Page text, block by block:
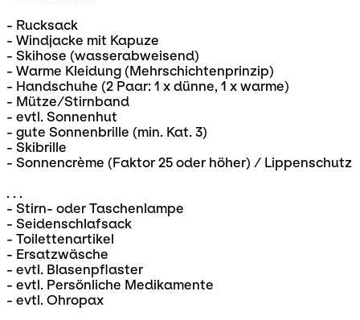
- Rucksack
- Windjacke mit Kapuze
- Skihose (wasserabweisend)
- Warme Kleidung (Mehrschichtenprinzip)
- Handschuhe (2 Paar: 1 x dünne, 1 x warme)
- Mütze/Stirnband
- evtl. Sonnenhut
- gute Sonnenbrille (min. Kat. 3)
- Skibrille
- Sonnencrème (Faktor 25 oder höher) / Lippenschutz
. . .
- Stirn- oder Taschenlampe
- Seidenschlafsack
- Toilettenartikel
- Ersatzwäsche
- evtl. Blasenpflaster
- evtl. Persönliche Medikamente
- evtl. Ohropax